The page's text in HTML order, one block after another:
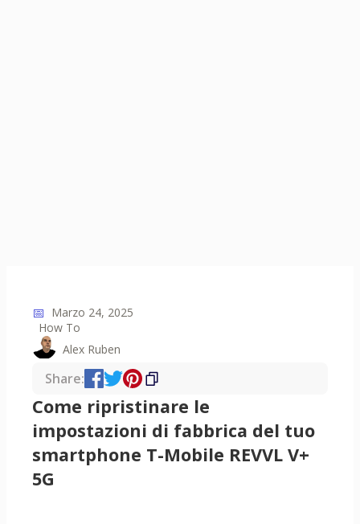
📅 Marzo 24, 2025
How To
Alex Ruben
Share:
Come ripristinare le
impostazioni di fabbrica del tuo
smartphone T-Mobile REVVL V+
5G